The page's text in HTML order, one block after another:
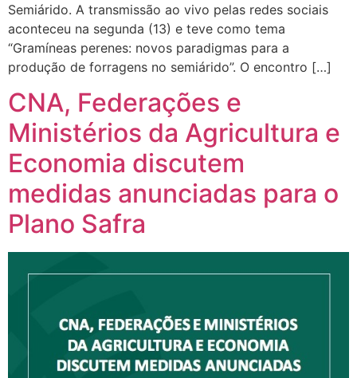
Semiárido. A transmissão ao vivo pelas redes sociais
aconteceu na segunda (13) e teve como tema
“Gramíneas perenes: novos paradigmas para a
produção de forragens no semiárido”. O encontro […]
CNA, Federações e
Ministérios da Agricultura e
Economia discutem
medidas anunciadas para o
Plano Safra